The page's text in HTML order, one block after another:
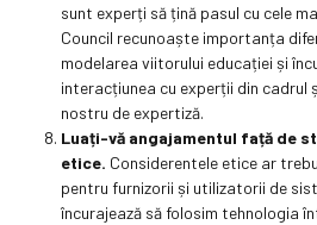
sunt experți să țină pasul cu cele
Council recunoaște importanța
modelarea viitorului educației și
interacțiunea cu experții din cadrul
nostru de expertiză.
Luați-vă angajamentul față de
etice. Considerentele etice ar
pentru furnizorii și utilizatorii de
încurajează să folosim tehnologia